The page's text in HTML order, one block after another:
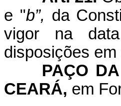
e "b”, da
vigor na
disposições em
PAÇO
CEARÁ, em